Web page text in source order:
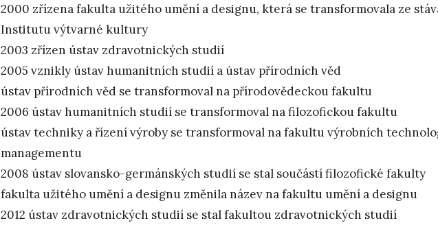
2000 zřízena fakulta užitého umění a designu, která se transformovala ze
Institutu výtvarné kultury
2003 zřízen ústav zdravotnických studií
2005 vznikly ústav humanitních studií a ústav přírodních věd
ústav přírodních věd se transformoval na přírodovědeckou fakultu
2006 ústav humanitních studií se transformoval na filozofickou fakultu
ústav techniky a řízení výroby se transformoval na fakultu výrobních
managementu
2008 ústav slovansko-germánských studií se stal součástí filozofické fakulty
fakulta užitého umění a designu změnila název na fakultu umění a designu
2012 ústav zdravotnických studií se stal fakultou zdravotnických studií